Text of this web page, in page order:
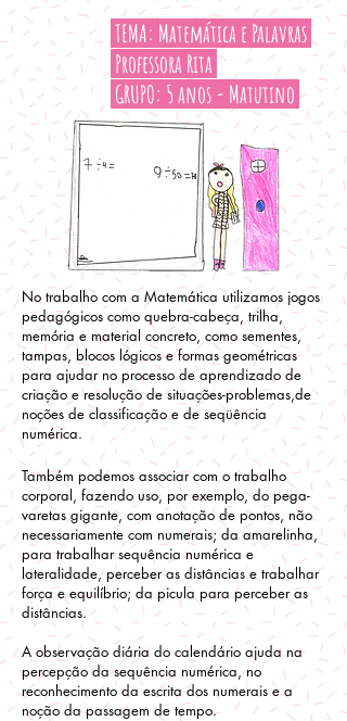
TEMA: Matemática e Palavras
Professora Rita
GRUPO: 5 anos - Matutino
No trabalho com a Matemática utilizamos jogos
pedagógicos como quebra-cabeça, trilha,
memória e material concreto, como sementes,
tampas, blocos lógicos e formas geométricas
para ajudar no processo de aprendizado de
criação e resolução de situações-problemas,de
noções de classificação e de seqüência
numérica.
Também podemos associar com o trabalho
corporal, fazendo uso, por exemplo, do pega-
varetas gigante, com anotação de pontos, não
necessariamente com numerais; da amarelinha,
para trabalhar sequência numérica e
lateralidade, perceber as distâncias e trabalhar
força e equilíbrio; da picula para perceber as
distâncias.
A observação diária do calendário ajuda na
percepção da sequência numérica, no
reconhecimento da escrita dos numerais e a
noção da passagem de tempo.